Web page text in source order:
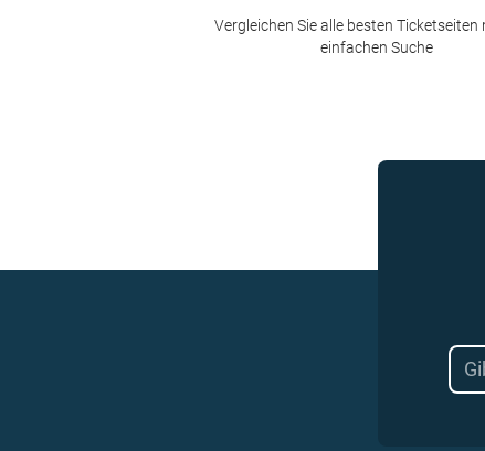
Vergleichen Sie alle besten Ticketseiten
einfachen Suche